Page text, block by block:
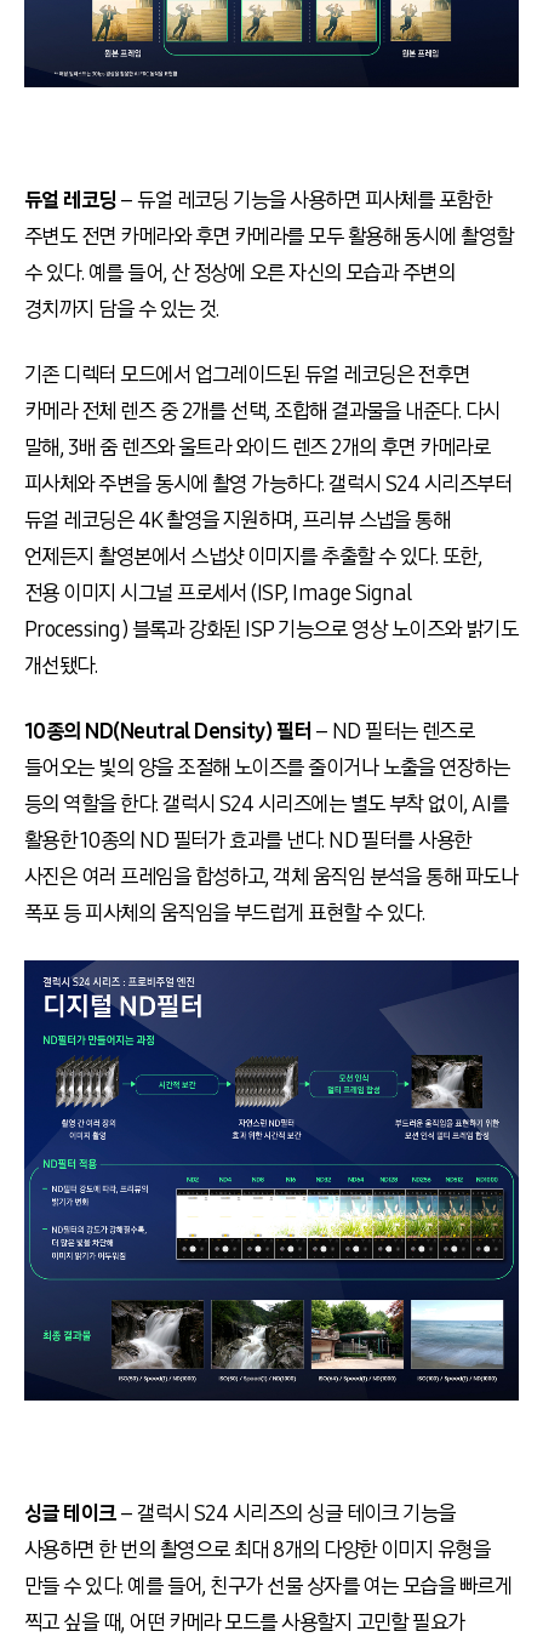
듀얼 레코딩– 듀얼 레코딩 기능을 사용하면 피사체를 포함한
주변도 전면 카메라와 후면 카메라를 모두 활용해 동시에 촬영할
수 있다. 예를 들어, 산 정상에 오른 자신의 모습과 주변의
경치까지 담을 수 있는 것.
기존 디렉터 모드에서 업그레이드된 듀얼 레코딩은 전후면
카메라 전체 렌즈 중 2개를 선택, 조합해 결과물을 내준다. 다시
말해, 3배 줌 렌즈와 울트라 와이드 렌즈 2개의 후면 카메라로
피사체와 주변을 동시에 촬영 가능하다. 갤럭시 S24 시리즈부터
듀얼 레코딩은 4K 촬영을 지원하며, 프리뷰 스냅을 통해
언제든지 촬영본에서 스냅샷 이미지를 추출할 수 있다. 또한,
전용 이미지 시그널 프로세서 (ISP, Image Signal
Processing) 블록과 강화된 ISP 기능으로 영상 노이즈와 밝기도
개선됐다.
10종의 ND(Neutral Density) 필터 – ND 필터는 렌즈로
들어오는 빛의 양을 조절해 노이즈를 줄이거나 노출을 연장하는
등의 역할을 한다. 갤럭시 S24 시리즈에는 별도 부착 없이, AI를
활용한 10종의 ND 필터가 효과를 낸다. ND 필터를 사용한
사진은 여러 프레임을 합성하고, 객체 움직임 분석을 통해 파도나
폭포 등 피사체의 움직임을 부드럽게 표현할 수 있다.
싱글 테이크– 갤럭시 S24 시리즈의 싱글 테이크 기능을
사용하면 한 번의 촬영으로 최대 8개의 다양한 이미지 유형을
만들 수 있다. 예를 들어, 친구가 선물 상자를 여는 모습을 빠르게
찍고 싶을 때, 어떤 카메라 모드를 사용할지 고민할 필요가